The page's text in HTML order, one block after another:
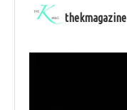
thekmagazine